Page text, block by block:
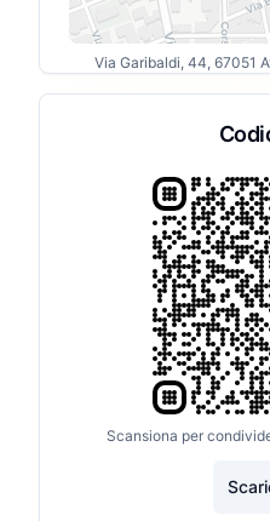
Via Garibaldi, 44, 67051
Scansiona per